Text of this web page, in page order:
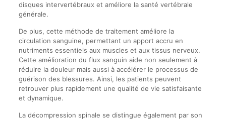
disques intervertébraux et améliore la santé vertébrale
générale.
De plus, cette méthode de traitement améliore la
circulation sanguine, permettant un apport accru en
nutriments essentiels aux muscles et aux tissus nerveux.
Cette amélioration du flux sanguin aide non seulement à
réduire la douleur mais aussi à accélérer le processus de
guérison des blessures. Ainsi, les patients peuvent
retrouver plus rapidement une qualité de vie satisfaisante
et dynamique.
La décompression spinale se distingue également par son